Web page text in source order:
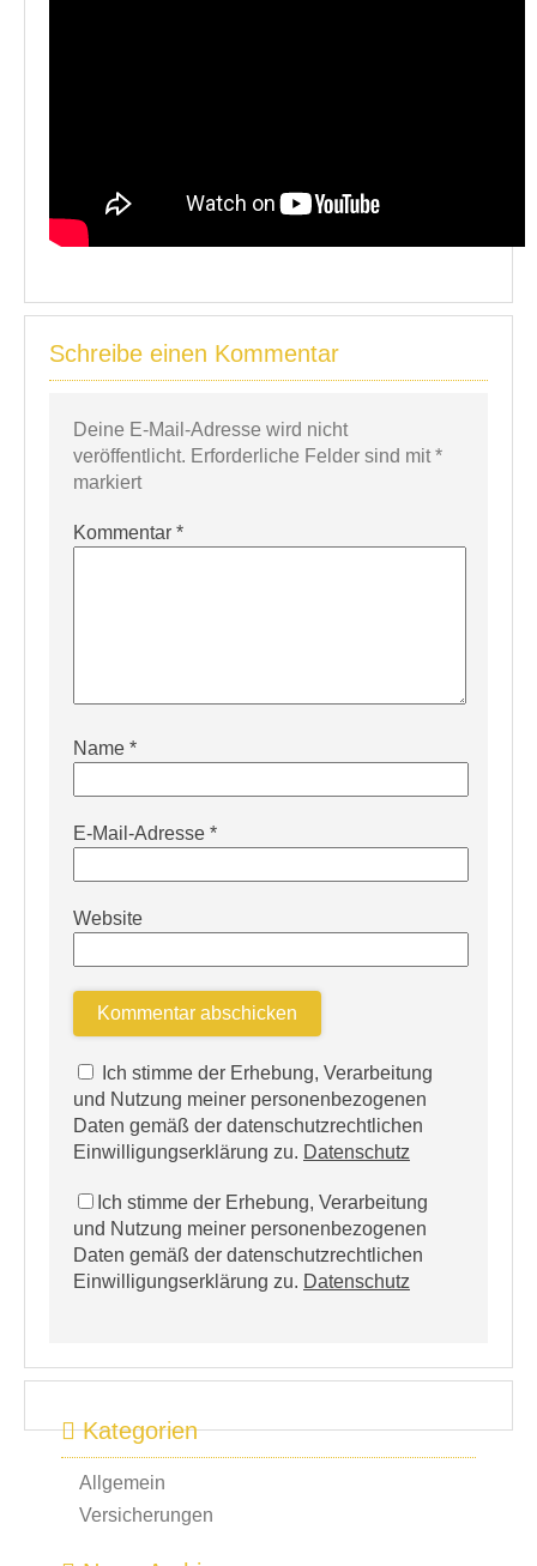
Schreibe einen Kommentar
Deine E-Mail-Adresse wird nicht
veröffentlicht. Erforderliche Felder sind mit*
markiert
Kommentar *
Name *
E-Mail-Adresse *
Website
Ich stimme der Erhebung, Verarbeitung
und Nutzung meiner personenbezogenen
Daten gemäß der datenschutzrechtlichen
Einwilligungserklärung zu. Datenschutz
Ich stimme der Erhebung, Verarbeitung
und Nutzung meiner personenbezogenen
Daten gemäß der datenschutzrechtlichen
Einwilligungserklärung zu. Datenschutz
Kategorien
Allgemein
Versicherungen